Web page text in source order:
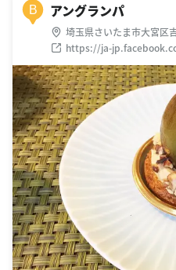
B アングランパ
埼玉県さいたま市大宮区
https://ja-